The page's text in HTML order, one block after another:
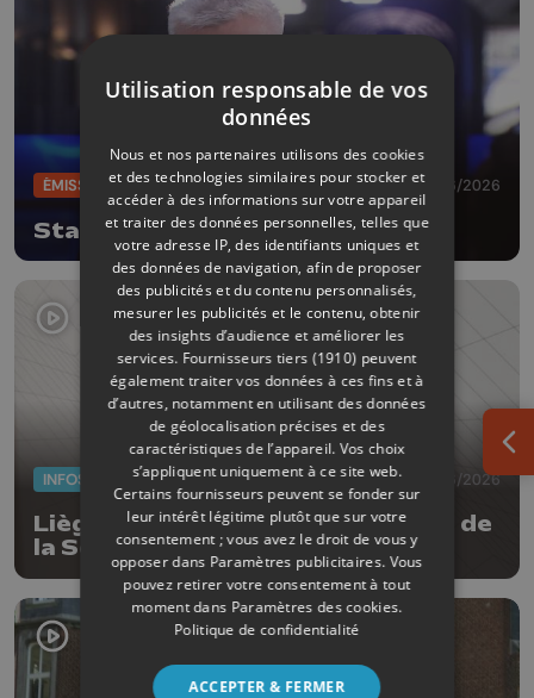
ÉMISSIONS 12/06/2026
Station Europe
INFOS 11/06/2026
Liège ouvre son coeur à la Maison de
la Science
Utilisation responsable de vos
données
Nous et nos partenaires utilisons des cookies
et des technologies similaires pour stocker et
accéder à des informations sur votre appareil
et traiter des données personnelles, telles que
votre adresse IP, des identifiants uniques et
des données de navigation, afin de proposer
des publicités et du contenu personnalisés,
mesurer les publicités et le contenu, obtenir
des insights d’audience et améliorer les
services. Fournisseurs tiers (1910) peuvent
également traiter vos données à ces fins et à
d’autres, notamment en utilisant des données
de géolocalisation précises et des
caractéristiques de l’appareil. Vos choix
s’appliquent uniquement à ce site web.
Certains fournisseurs peuvent se fonder sur
leur intérêt légitime plutôt que sur votre
consentement ; vous avez le droit de vous y
opposer dans Paramètres publicitaires. Vous
pouvez retirer votre consentement à tout
moment dans Paramètres des cookies.
Politique de confidentialité
ACCEPTER & FERMER